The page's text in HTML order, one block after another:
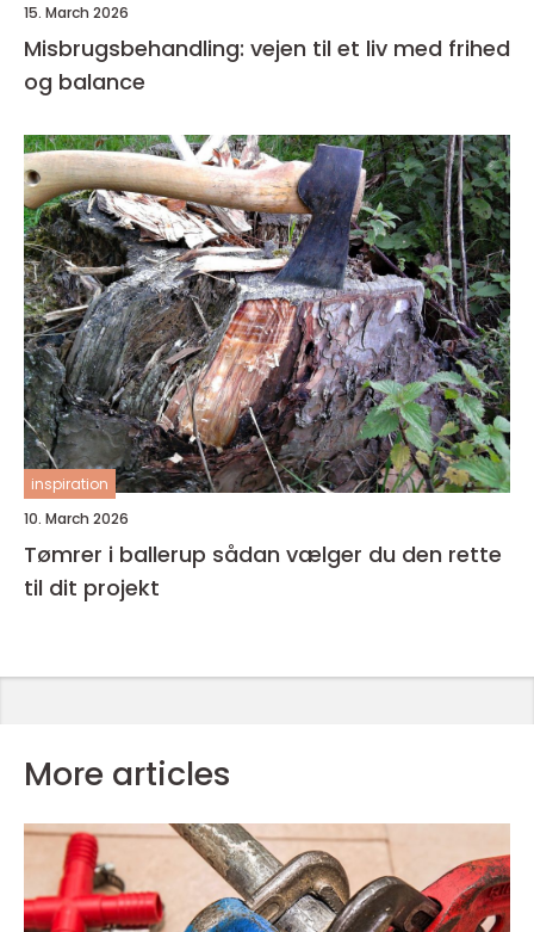
15. March 2026
Misbrugsbehandling: vejen til et liv med frihed
og balance
inspiration
10. March 2026
Tømrer i ballerup sådan vælger du den rette
til dit projekt
More articles